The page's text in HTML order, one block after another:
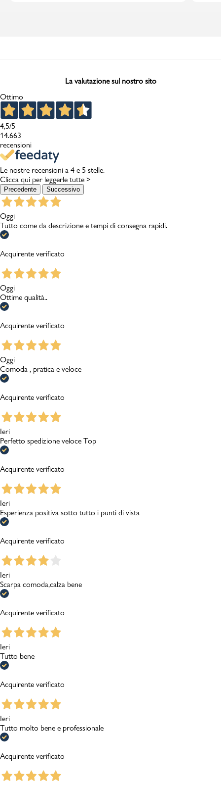
La valutazione sul nostro sito
Ottimo
4,5/5
14.663
recensioni
Le nostre recensioni a 4 e 5 stelle.
Clicca qui per leggerle tutte >
Precedente Successivo
Oggi
Tutto come da descrizione e tempi di consegna rapidi.
Acquirente verificato
Oggi
Ottime qualità..
Acquirente verificato
Oggi
Comoda , pratica e veloce
Acquirente verificato
Ieri
Perfetto spedizione veloce Top
Acquirente verificato
Ieri
Esperienza positiva sotto tutto i punti di vista
Acquirente verificato
Ieri
Scarpa comoda,calza bene
Acquirente verificato
Ieri
Tutto bene
Acquirente verificato
Ieri
Tutto molto bene e professionale
Acquirente verificato